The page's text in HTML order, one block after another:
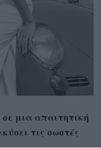
μια απαιτητική
τις σωστές